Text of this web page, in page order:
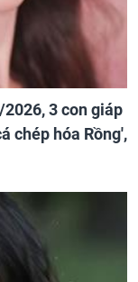
3 con giáp
chép hóa Rồng',